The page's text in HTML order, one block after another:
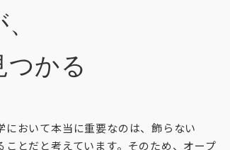
つかる
において本当に重要なのは、飾らない
ことだと考えています。そのため、オープ